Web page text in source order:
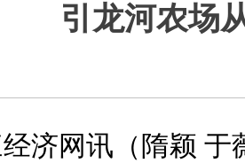
引龙河农场
济网讯（ 隋颖 于